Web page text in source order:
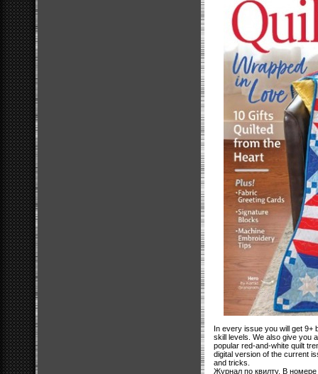
In every issue you will get 9+
skill levels. We also give you
popular red-and-white quilt
digital version of the current
and tricks.
Журнал по квилту. В